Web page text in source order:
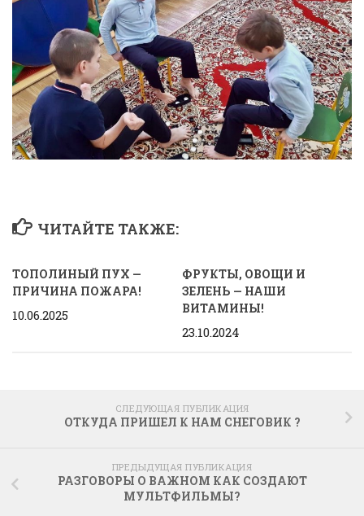
ЧИТАЙТЕ ТАКЖЕ:
ТОПОЛИНЫЙ ПУХ —
ПРИЧИНА ПОЖАРА!
10.06.2025
ФРУКТЫ, ОВОЩИ И
ЗЕЛЕНЬ — НАШИ
ВИТАМИНЫ!
23.10.2024
СЛЕДУЮЩАЯ ПУБЛИКАЦИЯ
ОТКУДА ПРИШЕЛ К НАМ СНЕГОВИК ?
ПРЕДЫДУЩАЯ ПУБЛИКАЦИЯ
РАЗГОВОРЫ О ВАЖНОМ КАК СОЗДАЮТ
МУЛЬТФИЛЬМЫ?